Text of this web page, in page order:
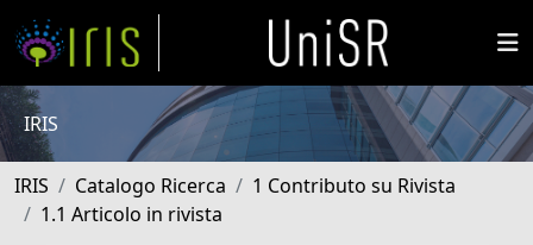
IRIS
IRIS Catalogo Ricerca
1 Contributo su Rivista
1.1 Articolo in rivista